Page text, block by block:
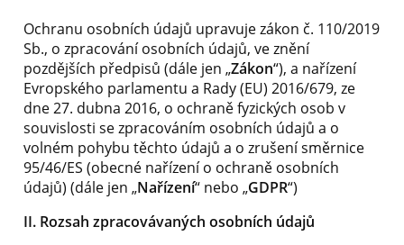
Ochranu osobních údajů upravuje zákon č. 110/2019
Sb., o zpracování osobních údajů, ve znění
pozdějších předpisů (dále jen „Zákon“), a nařízení
Evropského parlamentu a Rady (EU) 2016/679, ze
dne 27. dubna 2016, o ochraně fyzických osob v
souvislosti se zpracováním osobních údajů a o
volném pohybu těchto údajů a o zrušení směrnice
95/46/ES (obecné nařízení o ochraně osobních
údajů) (dále jen „Nařízení“ nebo „GDPR“)
II. Rozsah zpracovávaných osobních údajů